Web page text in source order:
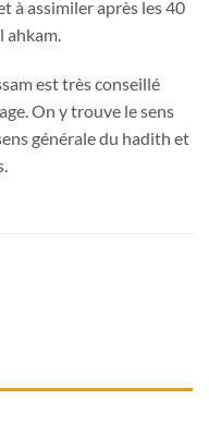
à assimiler après les 40
ahkam.
est très conseillé
On y trouve le sens
générale du hadith et